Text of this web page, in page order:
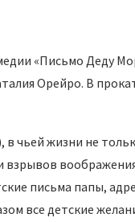
«Письмо Деду
Орейро. В
чьей жизни не
письма папы,
все детские